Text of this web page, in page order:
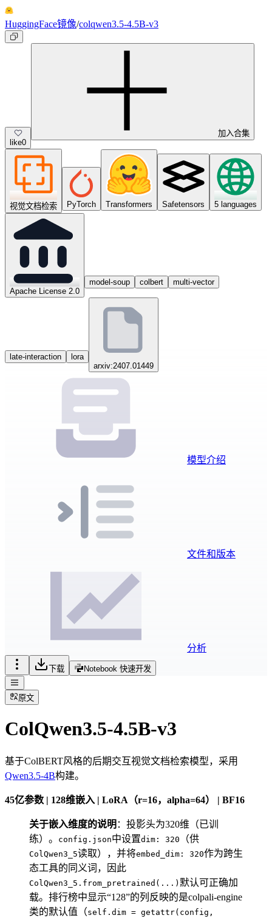
HuggingFace镜像/colqwen3.5-4.5B-v3
like0
加入合集
视觉文档检索 PyTorch Transformers Safetensors 5 languages
Apache License 2.0
model-soup colbert multi-vector
late-interaction
lora
arxiv:2407.01449
模型介绍
文件和版本
分析
下载 Notebook 快速开发
原文
ColQwen3.5-4.5B-v3
基于ColBERT风格的后期交互视觉文档检索模型，采用
Qwen3.5-4B构建。
45亿参数 | 128维嵌入 | LoRA（r=16，alpha=64） | BF16
关于嵌入维度的说明 ：投影头为320维（已训
练）。
config.json中设置dim: 320 （供
ColQwen3_5读取），并将embed_dim: 320作为跨生
态工具的同义词，因此
ColQwen3_5.from_pretrained(...) 默认可正确加
载。排行榜中显示“128”的列反映的是colpali-engine
类的默认值（ self.dim = getattr(config,